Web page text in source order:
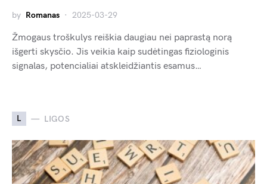
by Romanas 2025-03-29
Žmogaus troškulys reiškia daugiau nei paprastą norą
išgerti skysčio. Jis veikia kaip sudėtingas fiziologinis
signalas, potencialiai atskleidžiantis esamus…
L LIGOS